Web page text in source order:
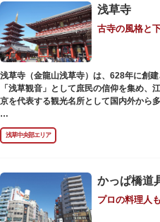
から池を眺めれば、新しい発見ができる
にはマガモ・オナガガモなどたくさんの
でバードウォッチングができる珍しいス
ファミリーで、カップルで、または一人
過ごしください。
浅草寺
古寺の風格と
浅草寺（金龍山浅草寺）は、628年に創建
「浅草観音」として庶民の信仰を集め、
京を代表する観光名所として国内外から
浅草の象徴とも言える「雷門（風雷神門
神像が安置された浅草寺の総門。本堂前
蔵門」が建ち、参拝客を堂々と迎えてく
身を清めましょう。「観音堂」とも呼ば
が祀られており、毎日定時に法要が執り
境内の歴史ある建造物も必見です。ひと
の二天門、浅草名所七福神のひとつ・大
浅草中央部エリア
かっぱ橋道
プロの料理人